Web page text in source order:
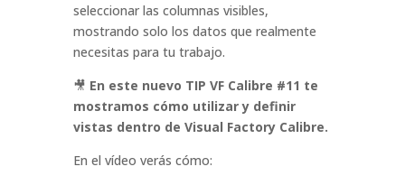
seleccionar las columnas visibles,
mostrando solo los datos que realmente
necesitas para tu trabajo.
🎥 En este nuevo TIP VF Calibre #11 te
mostramos cómo utilizar y definir
vistas dentro de Visual Factory Calibre.
En el vídeo verás cómo: